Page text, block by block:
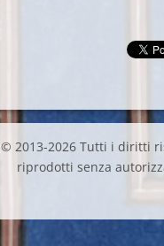
© 2013-2026 Tutti i diritti
riprodotti senza